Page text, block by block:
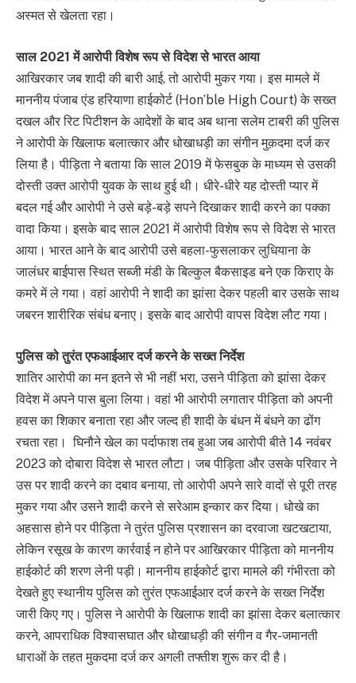
अस्मत से खेलता रहा।
साल 2021 में आरोपी विशेष रूप से विदेश से भारत आया
आखिरकार जब शादी की बारी आई, तो आरोपी मुकर गया। इस मामले में
माननीय पंजाब एंड हरियाणा हाईकोर्ट (Hon’ble High Court) के सख्त
दखल और रिट पिटीशन के आदेशों के बाद अब थाना सलेम टाबरी की पुलिस
ने आरोपी के खिलाफ बलात्कार और धोखाधड़ी का संगीन मुक़दमा दर्ज कर
लिया है। पीड़िता ने बताया कि साल 2019 में फेसबुक के माध्यम से उसकी
दोस्ती उक्त आरोपी युवक के साथ हुई थी। धीरे-धीरे यह दोस्ती प्यार में
बदल गई और आरोपी ने उसे बड़े-बड़े सपने दिखाकर शादी करने का पक्का
वादा किया। इसके बाद साल 2021 में आरोपी विशेष रूप से विदेश से भारत
आया। भारत आने के बाद आरोपी उसे बहला-फुसलाकर लुधियाना के
जालंधर बाईपास स्थित सब्जी मंडी के बिल्कुल बैकसाइड बने एक किराए के
कमरे में ले गया। वहां आरोपी ने शादी का झांसा देकर पहली बार उसके साथ
जबरन शारीरिक संबंध बनाए। इसके बाद आरोपी वापस विदेश लौट गया।
पुलिस को तुरंत एफआईआर दर्ज करने के सख्त निर्देश
शातिर आरोपी का मन इतने से भी नहीं भरा, उसने पीड़िता को झांसा देकर
विदेश में अपने पास बुला लिया। वहां भी आरोपी लगातार पीड़िता को अपनी
हवस का शिकार बनाता रहा और जल्द ही शादी के बंधन में बंधने का ढोंग
रचता रहा। घिनौने खेल का पर्दाफाश तब हुआ जब आरोपी बीते 14 नवंबर
2023 को दोबारा विदेश से भारत लौटा। जब पीड़िता और उसके परिवार ने
उस पर शादी करने का दबाव बनाया, तो आरोपी अपने सारे वादों से पूरी तरह
मुकर गया और उसने शादी करने से सरेआम इन्कार कर दिया। धोखे का
अहसास होने पर पीड़िता ने तुरंत पुलिस प्रशासन का दरवाजा खटखटाया,
लेकिन रसूख के कारण कार्रवाई न होने पर आखिरकार पीड़िता को माननीय
हाईकोर्ट की शरण लेनी पड़ी। माननीय हाईकोर्ट द्वारा मामले की गंभीरता को
देखते हुए स्थानीय पुलिस को तुरंत एफआईआर दर्ज करने के सख्त निर्देश
जारी किए गए। पुलिस ने आरोपी के खिलाफ शादी का झांसा देकर बलात्कार
करने, आपराधिक विश्वासघात और धोखाधड़ी की संगीन व गैर-जमानती
धाराओं के तहत मुकदमा दर्ज कर अगली तफ्तीश शुरू कर दी है।